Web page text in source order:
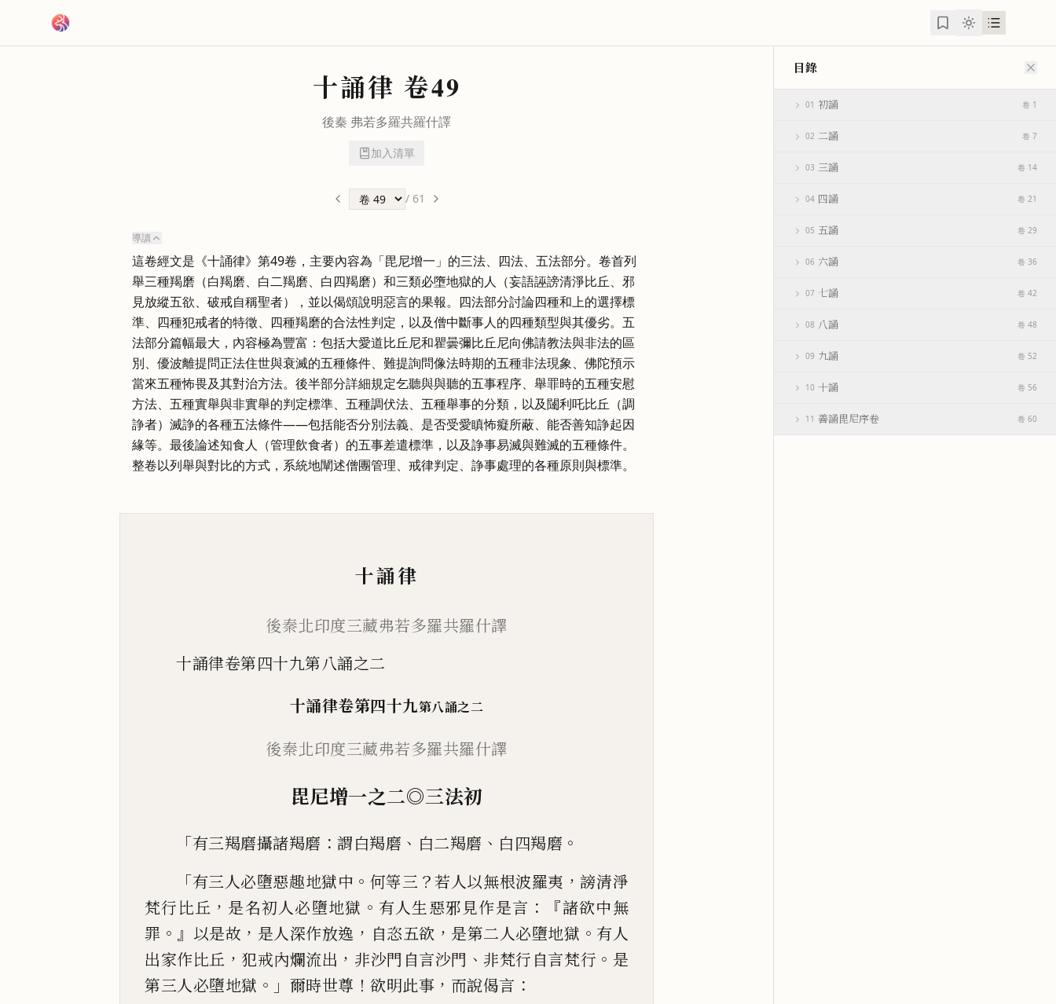
十誦律 卷49
後秦 弗若多羅共羅什譯
加入清單
/ 61
導讀
這卷經文是《十誦律》第49卷，主要內容為「毘尼增一」的三法、四法、五法部分。卷首列
舉三種羯磨（白羯磨、白二羯磨、白四羯磨）和三類必墮地獄的人（妄語誣謗清淨比丘、邪
見放縱五欲、破戒自稱聖者），並以偈頌說明惡言的果報。四法部分討論四種和上的選擇標
準、四種犯戒者的特徵、四種羯磨的合法性判定，以及僧中斷事人的四種類型與其優劣。五
法部分篇幅最大，內容極為豐富：包括大愛道比丘尼和瞿曇彌比丘尼向佛請教法與非法的區
別、優波離提問正法住世與衰滅的五種條件、難提詢問像法時期的五種非法現象、佛陀預示
當來五種怖畏及其對治方法。後半部分詳細規定乞聽與與聽的五事程序、舉罪時的五種安慰
方法、五種實舉與非實舉的判定標準、五種調伏法、五種舉事的分類，以及闥利吒比丘（調
諍者）滅諍的各種五法條件——包括能否分別法義、是否受愛瞋怖癡所蔽、能否善知諍起因
緣等。最後論述知食人（管理飲食者）的五事差遣標準，以及諍事易滅與難滅的五種條件。
整卷以列舉與對比的方式，系統地闡述僧團管理、戒律判定、諍事處理的各種原則與標準。
十誦律
後秦北印度三藏弗若多羅共羅什譯
十誦律卷第四十九第八誦之二
十誦律卷第四十九第八誦之二
後秦北印度三藏弗若多羅共羅什譯
毘尼增一之二◎三法初
「有三羯磨攝諸羯磨 ： 謂白羯磨 、 白二羯磨 、 白四羯磨 。
「有三人必墮惡趣地獄中 。 何等三 ？若人以無根波羅夷 ，謗清淨
梵行比丘 ， 是名初人必墮地獄 。 有人生惡邪見作是言 ：『諸欲中無
罪 。』 以是故 ， 是人深作放逸 ， 自恣五欲 ， 是第二人必墮地獄 。 有人
出家作比丘 ， 犯戒內爛流出 ， 非沙門自言沙門 、 非梵行自言梵行 。 是
第三人必墮地獄 。」 爾時世尊 ！ 欲明此事 ， 而說偈言 ：
目錄
01 初誦 卷 1
02 二誦 卷 7
03 三誦 卷 14
04 四誦 卷 21
05 五誦 卷 29
06 六誦 卷 36
07 七誦 卷 42
08 八誦 卷 48
09 九誦 卷 52
10 十誦 卷 56
11 善誦毘尼序卷 卷 60